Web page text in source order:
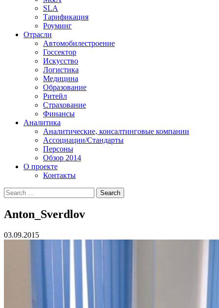
SLA
Тарификация
Роуминг
Отрасли
Автомобилестроение
Госсектор
Искусство
Логистика
Медицина
Образование
Ритейл
Страхование
Финансы
Аналитика
Аналитические, консалтинговые компании
Ассоциации/Стандарты
Персоны
Обзор 2014
О проекте
Контакты
Anton_Sverdlov
03.09.2015